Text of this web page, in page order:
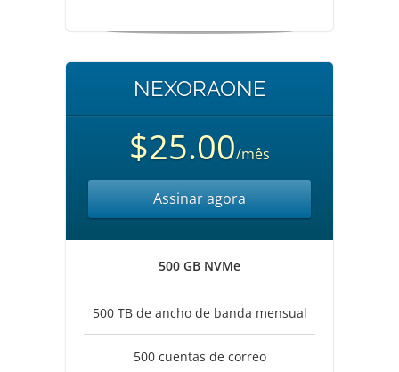
NEXORAONE
$25.00/mês
Assinar agora
500 GB NVMe
500 TB de ancho de banda mensual
500 cuentas de correo